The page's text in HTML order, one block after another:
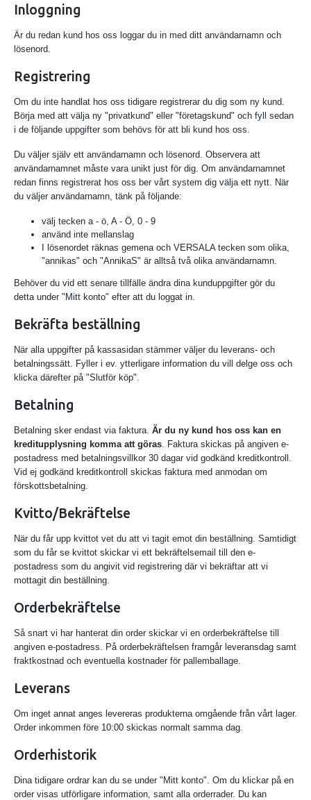
Inloggning
Är du redan kund hos oss loggar du in med ditt användarnamn och
lösenord.
Registrering
Om du inte handlat hos oss tidigare registrerar du dig som ny kund.
Börja med att välja ny "privatkund" eller "företagskund" och fyll sedan
i de följande uppgifter som behövs för att bli kund hos oss.
Du väljer själv ett användarnamn och lösenord. Observera att
användarnamnet måste vara unikt just för dig. Om användarnamnet
redan finns registrerat hos oss ber vårt system dig välja ett nytt. När
du väljer användarnamn, tänk på följande:
välj tecken a - ö, A - Ö, 0 - 9
använd inte mellanslag
I lösenordet räknas gemena och VERSALA tecken som olika,
"annikas" och "AnnikaS" är alltså två olika användarnamn.
Behöver du vid ett senare tillfälle ändra dina kunduppgifter gör du
detta under "Mitt konto" efter att du loggat in.
Bekräfta beställning
När alla uppgifter på kassasidan stämmer väljer du leverans- och
betalningssätt. Fyller i ev. ytterligare information du vill delge oss och
klicka därefter på "Slutför köp".
Betalning
Betalning sker endast via faktura. Är du ny kund hos oss kan en
kreditupplysning komma att göras . Faktura skickas på angiven e-
postadress med betalningsvillkor 30 dagar vid godkänd kreditkontroll.
Vid ej godkänd kreditkontroll skickas faktura med anmodan om
förskottsbetalning.
Kvitto/Bekräftelse
När du får upp kvittot vet du att vi tagit emot din beställning. Samtidigt
som du får se kvittot skickar vi ett bekräftelsemail till den e-
postadress som du angivit vid registrering där vi bekräftar att vi
mottagit din beställning.
Orderbekräftelse
Så snart vi har hanterat din order skickar vi en orderbekräftelse till
angiven e-postadress. På orderbekräftelsen framgår leveransdag samt
fraktkostnad och eventuella kostnader för pallemballage.
Leverans
Om inget annat anges levereras produkterna omgående från vårt lager.
Order inkommen före 10:00 skickas normalt samma dag.
Orderhistorik
Dina tidigare ordrar kan du se under "Mitt konto". Om du klickar på en
order visas utförligare information, samt alla orderrader. Du kan